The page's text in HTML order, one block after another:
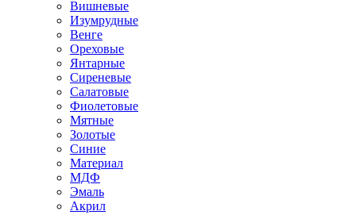
Вишневые
Изумрудные
Венге
Ореховые
Янтарные
Сиреневые
Салатовые
Фиолетовые
Мятные
Золотые
Синие
Материал
МДФ
Эмаль
Акрил